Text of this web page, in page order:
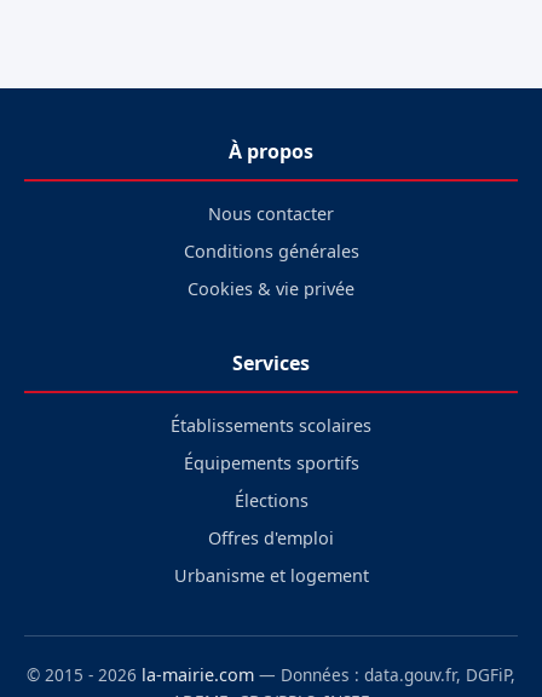
À propos
Nous contacter
Conditions générales
Cookies & vie privée
Services
Établissements scolaires
Équipements sportifs
Élections
Offres d'emploi
Urbanisme et logement
© 2015 - 2026 la-mairie.com — Données : data.gouv.fr, DGFiP,